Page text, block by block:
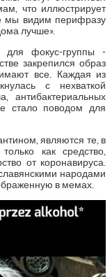
что иллюстрирует
мы видим перифразу
лучше».
для фокус-группы -
закрепился образ
все. Каждая из
с нехваткой
антибактериальных
стало поводом для
являются те, в
как средство,
от коронавируса.
народами
в мемах.